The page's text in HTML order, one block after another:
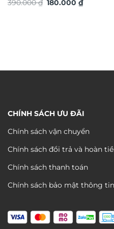
TG4923S
390.000₫ Giá
180.000₫Giá
CHÍNH SÁCH ƯU ĐÃI
Chính sách vận chuyển
Chính sách đổi trả và hoàn
Chính sách thanh toán
Chính sách bảo mật thông tin